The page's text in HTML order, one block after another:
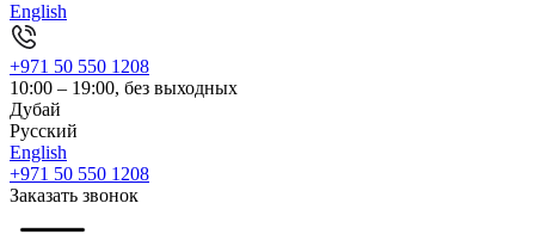
English
+971 50 550 1208
10:00 – 19:00, без выходных
Дубай
Русский
English
+971 50 550 1208
Заказать звонок